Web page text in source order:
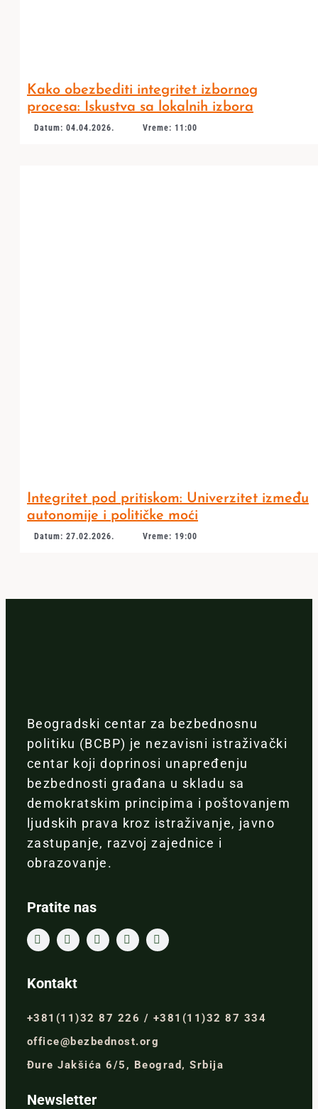
Kako obezbediti integritet izbornog
procesa: Iskustva sa lokalnih izbora
Datum: 04.04.2026. Vreme: 11:00
Integritet pod pritiskom: Univerzitet između
autonomije i političke moći
Datum: 27.02.2026. Vreme: 19:00
Beogradski centar za bezbednosnu
politiku (BCBP) je nezavisni istraživački
centar koji doprinosi unapređenju
bezbednosti građana u skladu sa
demokratskim principima i poštovanjem
ljudskih prava kroz istraživanje, javno
zastupanje, razvoj zajednice i
obrazovanje.
Pratite nas
Kontakt
+381(11)32 87 226 / +381(11)32 87 334
office@bezbednost.org
Đure Jakšića 6/5, Beograd, Srbija
Newsletter